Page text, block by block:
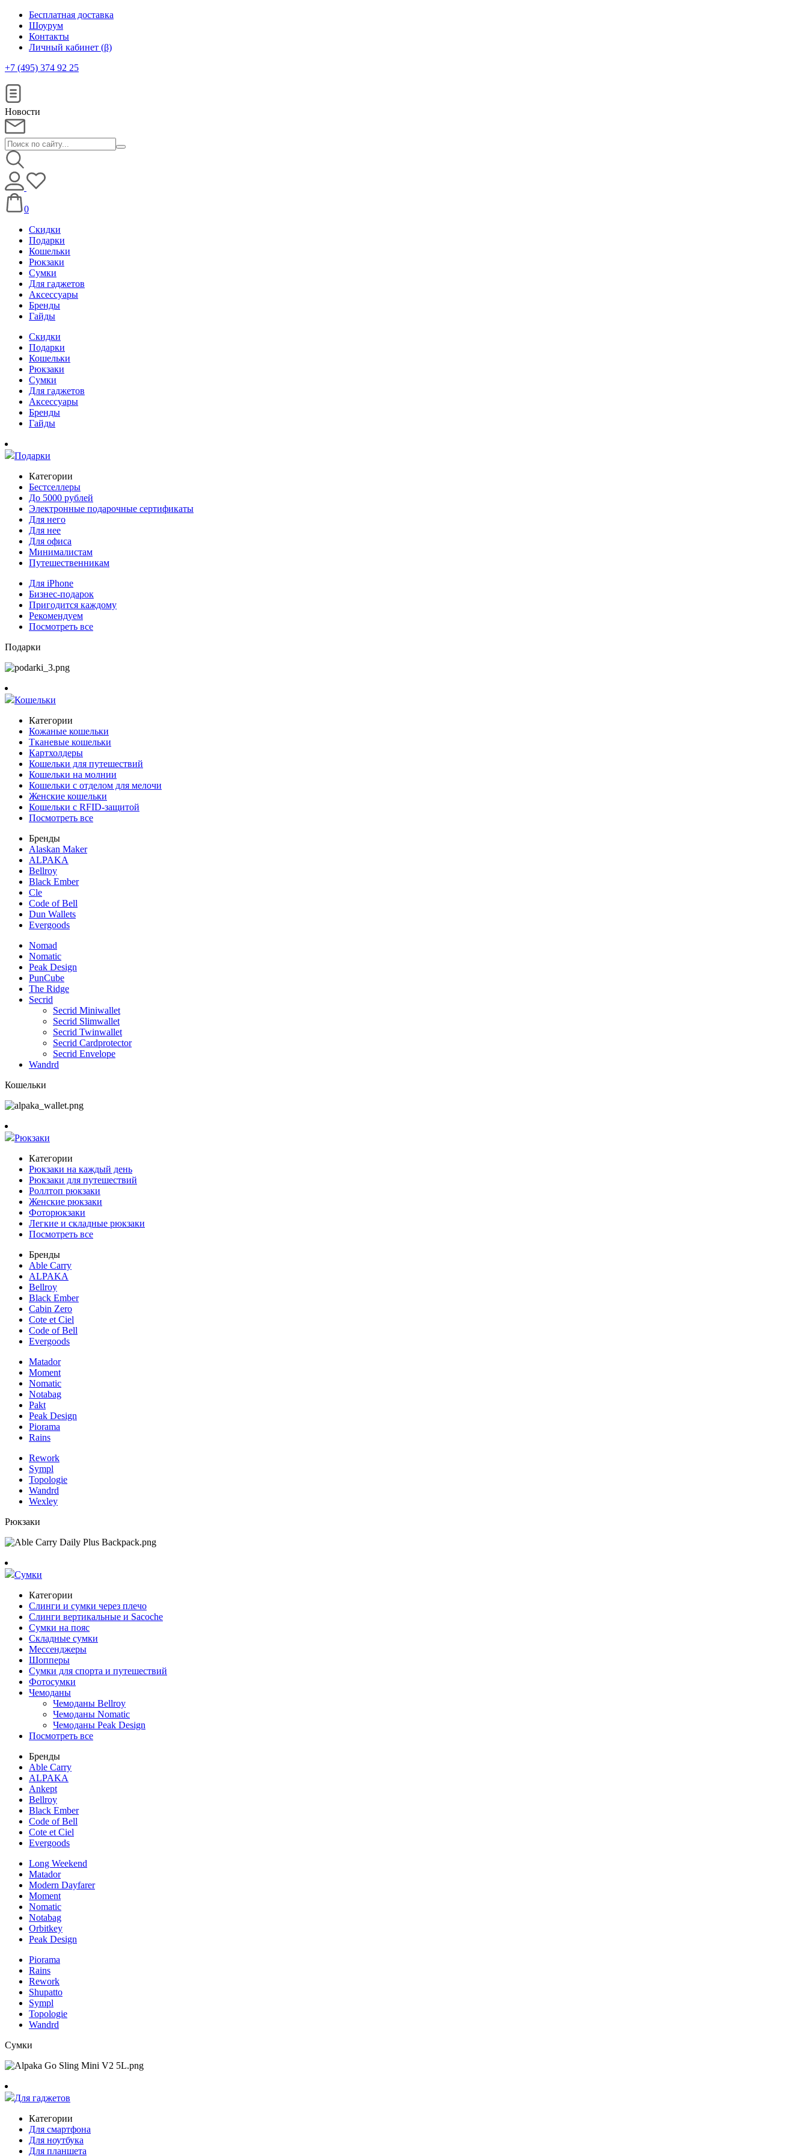
Бесплатная доставка
Шоурум
Контакты
Личный кабинет (β)
+7 (495) 374 92 25
Новости
0
Скидки
Подарки
Кошельки
Рюкзаки
Сумки
Для гаджетов
Аксессуары
Бренды
Гайды
Скидки
Подарки
Кошельки
Рюкзаки
Сумки
Для гаджетов
Аксессуары
Бренды
Гайды
Подарки
Категории
Бестселлеры
До 5000 рублей
Электронные подарочные сертификаты
Для него
Для нее
Для офиса
Минималистам
Путешественникам
Для iPhone
Бизнес-подарок
Пригодится каждому
Рекомендуем
Посмотреть все
Подарки
Кошельки
Категории
Кожаные кошельки
Тканевые кошельки
Картхолдеры
Кошельки для путешествий
Кошельки на молнии
Кошельки с отделом для мелочи
Женские кошельки
Кошельки с RFID-защитой
Посмотреть все
Бренды
Alaskan Maker
ALPAKA
Bellroy
Black Ember
Cle
Code of Bell
Dun Wallets
Evergoods
Nomad
Nomatic
Peak Design
PunCube
The Ridge
Secrid
Secrid Miniwallet
Secrid Slimwallet
Secrid Twinwallet
Secrid Cardprotector
Secrid Envelope
Wandrd
Кошельки
Рюкзаки
Категории
Рюкзаки на каждый день
Рюкзаки для путешествий
Роллтоп рюкзаки
Женские рюкзаки
Фоторюкзаки
Легкие и складные рюкзаки
Посмотреть все
Бренды
Able Carry
ALPAKA
Bellroy
Black Ember
Cabin Zero
Cote et Ciel
Code of Bell
Evergoods
Matador
Moment
Nomatic
Notabag
Pakt
Peak Design
Piorama
Rains
Rework
Sympl
Topologie
Wandrd
Wexley
Рюкзаки
Сумки
Категории
Слинги и сумки через плечо
Слинги вертикальные и Sacoche
Сумки на пояс
Складные сумки
Мессенджеры
Шопперы
Сумки для спорта и путешествий
Фотосумки
Чемоданы
Чемоданы Bellroy
Чемоданы Nomatic
Чемоданы Peak Design
Посмотреть все
Бренды
Able Carry
ALPAKA
Ankept
Bellroy
Black Ember
Code of Bell
Cote et Ciel
Evergoods
Long Weekend
Matador
Modern Dayfarer
Moment
Nomatic
Notabag
Orbitkey
Peak Design
Piorama
Rains
Rework
Shupatto
Sympl
Topologie
Wandrd
Сумки
Для гаджетов
Категории
Для смартфона
Для ноутбука
Для планшета